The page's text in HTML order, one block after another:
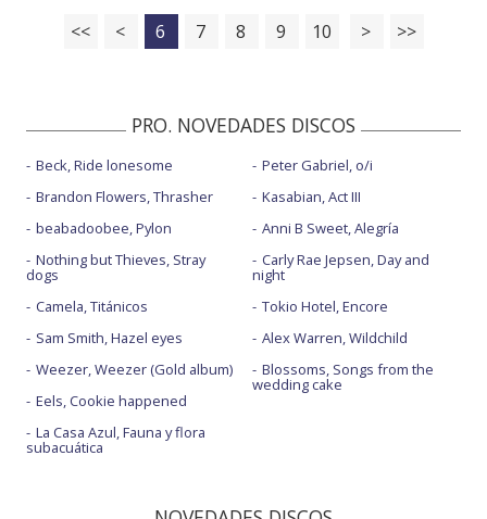
<< < 6 7 8 9 10 > >>
PRO. NOVEDADES DISCOS
Beck, Ride lonesome
Brandon Flowers, Thrasher
beabadoobee, Pylon
Nothing but Thieves, Stray
dogs
Camela, Titánicos
Sam Smith, Hazel eyes
Weezer, Weezer (Gold album)
Eels, Cookie happened
La Casa Azul, Fauna y flora
subacuática
Peter Gabriel, o/i
Kasabian, Act III
Anni B Sweet, Alegría
Carly Rae Jepsen, Day and
night
Tokio Hotel, Encore
Alex Warren, Wildchild
Blossoms, Songs from the
wedding cake